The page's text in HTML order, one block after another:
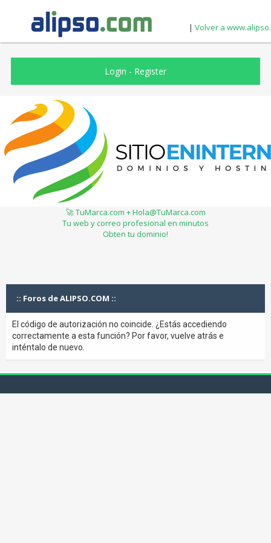
| Volver a
Login - Register
🚀 TuMarca.com + Hola@TuMarca.com
Tu web y correo profesional en minutos
Obten tu dominio!
:: Foros de ALIPSO.COM ::
El código de autorización no coincide. ¿Estás accediendo
correctamente a esta función? Por favor, vuelve atrás e
inténtalo de nuevo.